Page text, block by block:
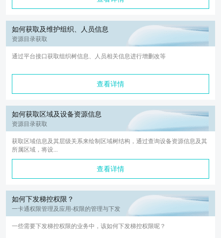
如何获取及维护组织、人员信息
资源目录获取
通过平台接口获取组织树信息、人员相关信息进行增删改等
查看详情
如何获取区域及设备资源信息
资源目录获取
获取区域信息及其层级关系来绘制区域树结构，通过查询设备资源信息及其
所属区域，将设...
查看详情
如何下发梯控权限？
一卡通权限管理及应用-权限的管理与下发
一些需要下发梯控权限的业务中，该如何下发梯控权限呢？